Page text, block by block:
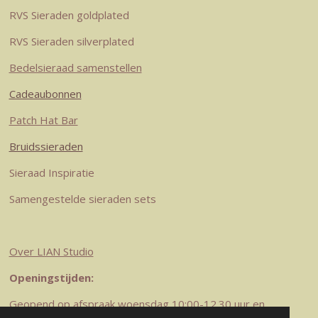
a
s
n
RVS Sieraden goldplated
RVS Sieraden silverplated
Bedelsieraad samenstellen
Cadeaubonnen
Patch Hat Bar
Bruidssieraden
Sieraad Inspiratie
Samengestelde sieraden sets
Over LIAN Studio
Openingstijden:
Geopend op afspraak woensdag 10:00-12.30 uur en